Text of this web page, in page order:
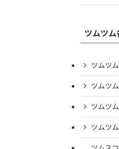
ツムツム
ツムツ
ツムツ
ツムツ
ツムツ